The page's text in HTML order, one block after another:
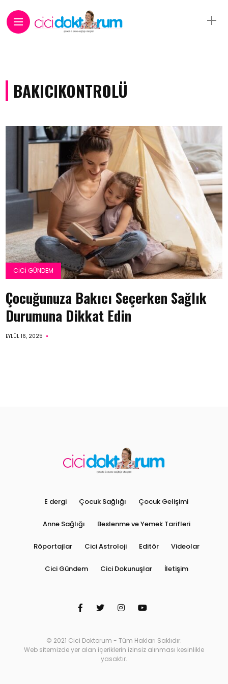
BAKICIKONTROLÜ
CICI GÜNDEM
Çocuğunuza Bakıcı Seçerken Sağlık
Durumuna Dikkat Edin
EYLÜL 16, 2025
E dergi Çocuk Sağlığı Çocuk Gelişimi
Anne Sağlığı Beslenme ve Yemek Tarifleri
Röportajlar Cici Astroloji Editör Videolar
Cici Gündem Cici Dokunuşlar İletişim
© 2021 Cici Doktorum - Tüm Hakları Saklıdır.
Web sitemizde yer alan içeriklerin izinsiz alınması kesinlikle
yasaktır.